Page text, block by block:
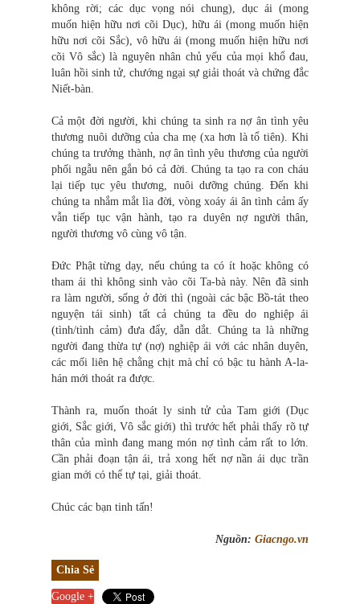
không rời; các dục vọng nói chung), dục ái (mong
muốn hiện hữu nơi cõi Dục), hữu ái (mong muốn hiện
hữu nơi cõi Sắc), vô hữu ái (mong muốn hiện hữu nơi
cõi Vô sắc) là nguyên nhân chủ yếu của mọi khổ đau,
luân hồi sinh tử, chướng ngại sự giải thoát và chứng đắc
Niết-bàn.
Cả một đời người, khi chúng ta sinh ra nợ ân tình yêu
thương nuôi dưỡng của cha mẹ (xa hơn là tổ tiên). Khi
chúng ta trưởng thành, nợ ân tình yêu thương của người
phối ngẫu nên gắn bó cả đời. Chúng ta tạo ra con cháu
lại tiếp tục yêu thương, nuôi dưỡng chúng. Đến khi
chúng ta nhắm mắt lìa đời, vòng xoáy ái ân tình cảm ấy
vẫn tiếp tục vận hành, tạo ra duyên nợ người thân,
người thương vô cùng vô tận.
Đức Phật từng dạy, nếu chúng ta có ít hoặc không có
tham ái thì không sinh vào cõi Ta-bà này. Nên đã sinh
ra làm người, sống ở đời thì (ngoài các bậc Bồ-tát theo
nguyện tái sinh) tất cả chúng ta đều do nghiệp ái
(tình/tình cảm) đưa đẩy, dẫn dắt. Chúng ta là những
người đang thừa tự (nợ) nghiệp ái với các nhân duyên,
các mối liên hệ chằng chịt mà chỉ có bậc tu hành A-la-
hán mới thoát ra được.
Thành ra, muốn thoát ly sinh tử của Tam giới (Dục
giới, Sắc giới, Vô sắc giới) thì trước hết phải thấy rõ tự
thân của mình đang mang món nợ tình cảm rất to lớn.
Cần phải đoạn tận ái, trả xong hết nợ nần ái dục trần
gian mới có thể tự tại, giải thoát.
Chúc các bạn tinh tấn!
Nguồn: Giacngo.vn
Chia Sẻ
Google +